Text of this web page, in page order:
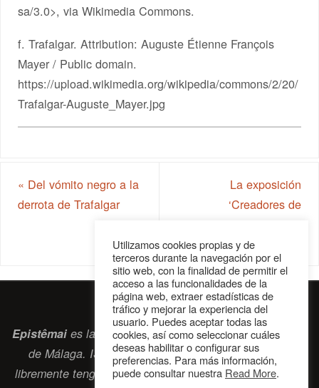
sa/3.0>, via Wikimedia Commons.
f. Trafalgar. Attribution: Auguste Étienne François
Mayer / Public domain.
https://upload.wikimedia.org/wikipedia/commons/2/20/
Trafalgar-Auguste_Mayer.jpg
« Del vómito negro a la
derrota de Trafalgar
La exposición
‘Creadores de
Málaga
Epistêmaies la revista digital de la Sociedad Erasmiana
de Málaga. ISSN 2697-2468. Bienvenidos cuantos
libremente tengan algo que intercambiar navegando por
Utilizamos cookies propias y de
terceros durante la navegación por el
sitio web, con la finalidad de permitir el
acceso a las funcionalidades de la
página web, extraer estadísticas de
tráfico y mejorar la experiencia del
usuario. Puedes aceptar todas las
cookies, así como seleccionar cuáles
deseas habilitar o configurar sus
preferencias. Para más información,
puede consultar nuestra Read More.